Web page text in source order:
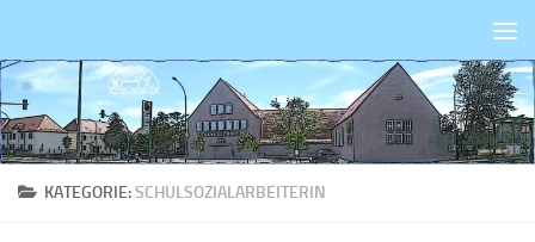
KATEGORIE:SCHULSOZIALARBEITERIN